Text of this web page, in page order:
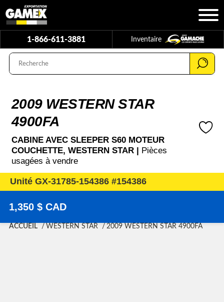
1-866-611-3881 Inventaire
2009 WESTERN STAR
4900FA
CABINE AVEC SLEEPER S60 MOTEUR
COUCHETTE, WESTERN STAR | Pièces
usagées à vendre
Unité GX-31785-154386 #154386
1,350 $ CAD
ACCUEIL WESTERN STAR 2009 WESTERN STAR 4900FA